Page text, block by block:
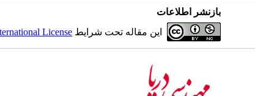
بازنشر اطلاعات
این مقاله تحت شرایط License